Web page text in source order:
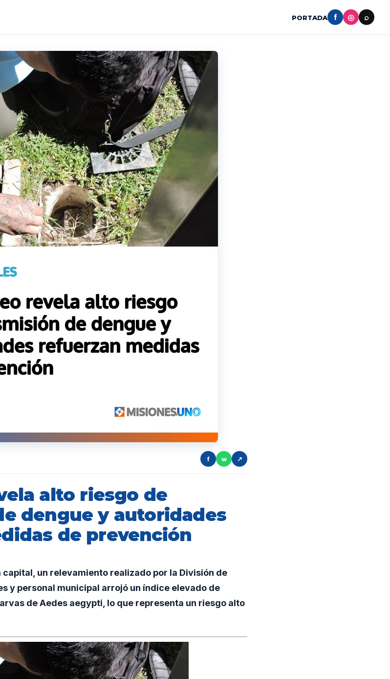
PORTADA f ◎ ⌕
f w ↗
alto riesgo de
dengue y autoridades
de prevención
capital, un relevamiento realizado por la División de
y personal municipal arrojó un índice elevado de
de Aedes aegypti, lo que representa un riesgo alto